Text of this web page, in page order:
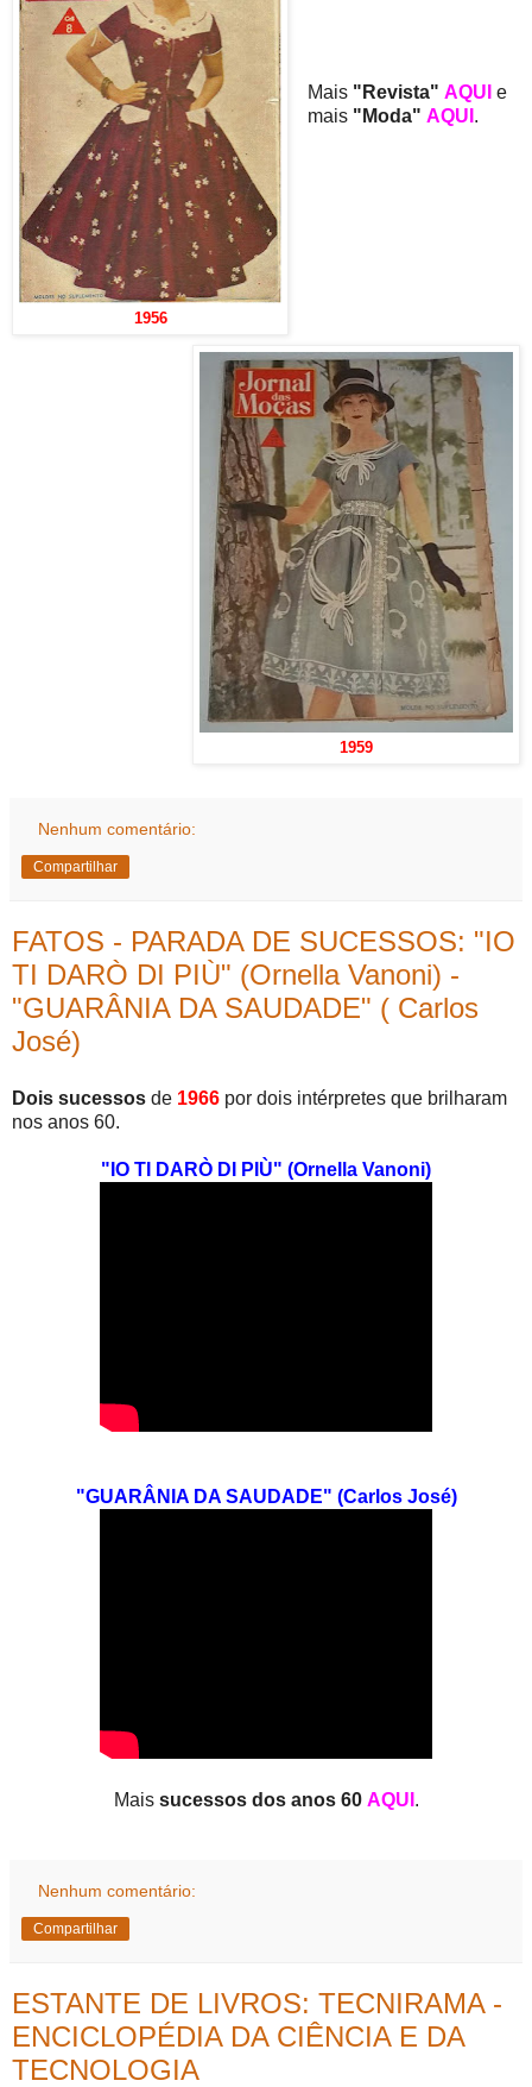
1956
1959
Mais "Revista" AQUI e
mais "Moda" AQUI .
Nenhum comentário:
Compartilhar
FATOS - PARADA DE SUCESSOS: "IO
TI DARÒ DI PIÙ" (Ornella Vanoni) -
"GUARÂNIA DA SAUDADE" ( Carlos
José)
Dois sucessos de 1966 por dois intérpretes que brilharam
nos anos 60.
"IO TI DARÒ DI PIÙ" (Ornella Vanoni)
"GUARÂNIA DA SAUDADE" (Carlos José)
Mais sucessos dos anos 60 AQUI .
Nenhum comentário:
Compartilhar
ESTANTE DE LIVROS: TECNIRAMA -
ENCICLOPÉDIA DA CIÊNCIA E DA
TECNOLOGIA